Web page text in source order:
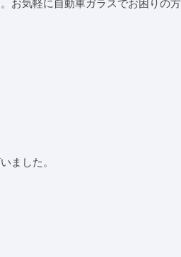
お気軽に自動車ガラスでお困りの
ました。